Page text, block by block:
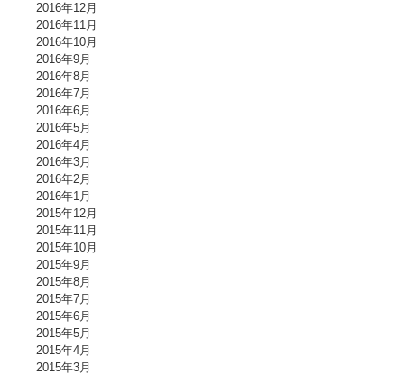
2016年12月
2016年11月
2016年10月
2016年9月
2016年8月
2016年7月
2016年6月
2016年5月
2016年4月
2016年3月
2016年2月
2016年1月
2015年12月
2015年11月
2015年10月
2015年9月
2015年8月
2015年7月
2015年6月
2015年5月
2015年4月
2015年3月